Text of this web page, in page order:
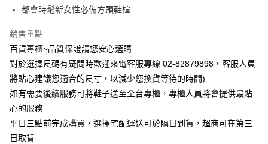
都會時髦新女性必備方頭鞋楦
銷售重點
百貨專櫃~品質保證請您安心選購
對於選擇尺碼有疑問時歡迎來電客服專線 02-82879898，客服人員
將貼心建議您適合的尺寸，以減少您換貨等待的時間)
如有需要後續服務可將鞋子送至全台專櫃，專櫃人員將會提供最貼
心的服務
平日三點前完成購買，選擇宅配運送可於隔日到貨，超商可在第三
日取貨